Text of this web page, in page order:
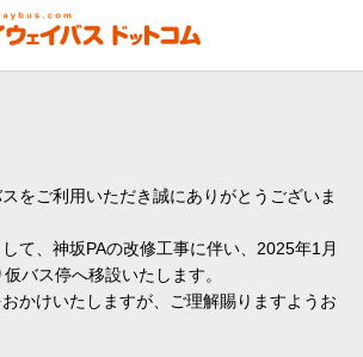
をご利用いただき誠にありがとうございま
て、神坂PAの改修工事に伴い、2025年1月
バス停へ移設いたします。
かけいたしますが、ご理解賜りますようお